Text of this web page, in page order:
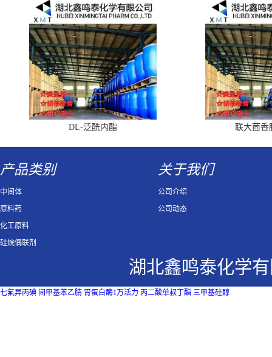
DL-泛酰内酯 联大茴香
产品类别
中间体
原料药
化工原料
硅烷偶联剂
关于我们
公司介绍
公司动态
湖北鑫鸣泰化学
七氟异丙碘 间甲基苯乙腈 胃蛋白酶1万活力 丙二酸单叔丁酯 三甲基硅醇